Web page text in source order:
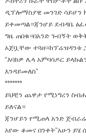
ዲፕሎማስያዊ መንገድ ሳይሆን
ይቀመጣል።ጃንሆይ ደብዳቤ
ግዜ ጠበቁ።በአንድ ጉብኝት
አጀቧቸው ተጓዘ።ከፕሬዝዳንቱ
“እባክዎ ሌላ አምባሳዶር
እንዳይመለስ”
*******
ይህቺን ጨዋታ የሚነግረን
ይለናል።
ጃንሆይን የሚጠላ አንድ
አየው ቆመና በንቀት”አሁን ይሄ